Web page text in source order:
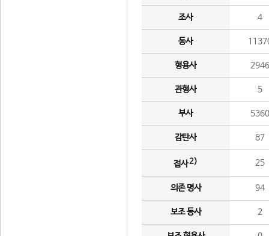
조사 4
동사
형용사 2946
관형사 5
부사 5360
감탄사 87
접사2) 25
의존 명사 94
보조 동사 2